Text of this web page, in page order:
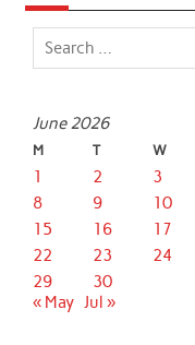
June 2026
M T W
1 2 3
8
9 10
15
16 17
22
23 24
29
30
« May Jul »